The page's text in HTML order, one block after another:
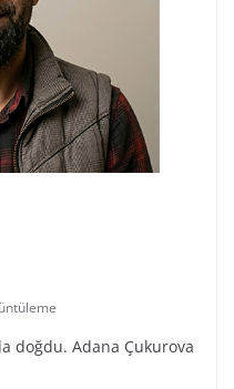
doğdu. Adana Çukurova